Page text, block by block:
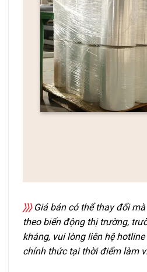
〉〉〉Giá bán có thể thay đổi
theo biến động thị trường,
kháng, vui lòng liên hệ
chính thức tại thời điểm làm